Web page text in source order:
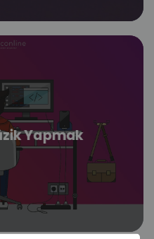
Yapmak